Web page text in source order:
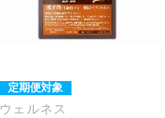
定期便対象
ウェルネス